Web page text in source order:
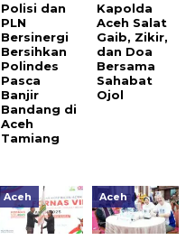
Polisi dan
PLN
Bersinergi
Bersihkan
Polindes
Pasca
Banjir
Bandang di
Aceh
Tamiang
Kapolda
Aceh Salat
Gaib, Zikir,
dan Doa
Bersama
Sahabat
Ojol
Aceh Aceh